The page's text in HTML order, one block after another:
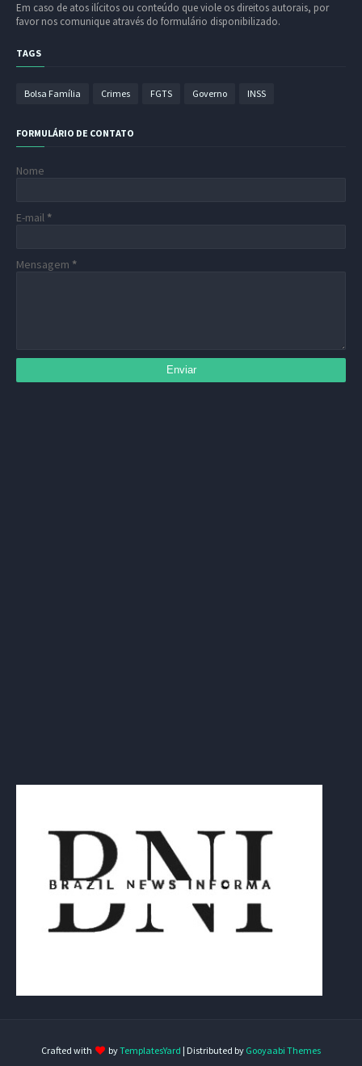
Em caso de atos ilícitos ou conteúdo que viole os direitos autorais, por
favor nos comunique através do formulário disponibilizado.
TAGS
Bolsa Família Crimes FGTS Governo INSS
FORMULÁRIO DE CONTATO
Nome
E-mail *
Mensagem *
Crafted with byTemplatesYard | Distributed by Gooyaabi Themes